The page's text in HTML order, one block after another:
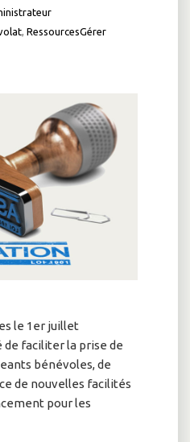
RessourcesGérer
le 1er juillet
de faciliter la prise de
bénévoles, de
de nouvelles facilités
pour les